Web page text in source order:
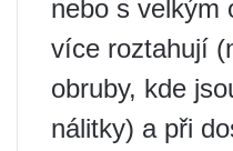
nebo s velkým
více roztahují
obruby, kde
nálitky) a při